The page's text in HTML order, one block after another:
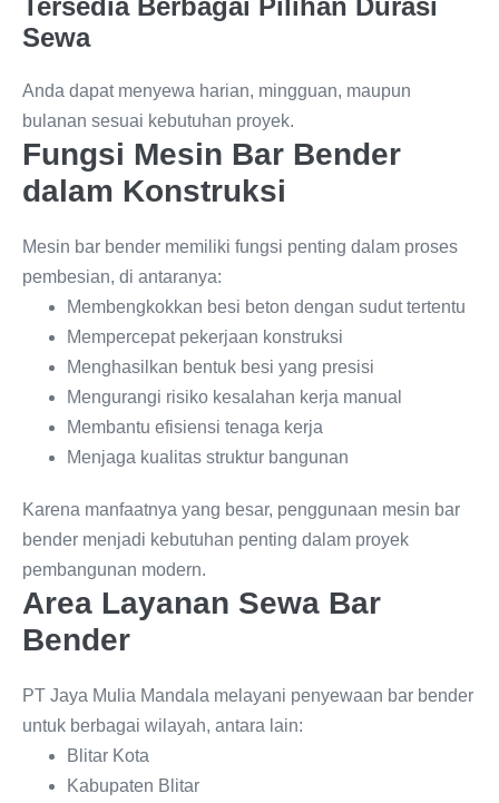
Tersedia Berbagai Pilihan Durasi
Sewa
Anda dapat menyewa harian, mingguan, maupun
bulanan sesuai kebutuhan proyek.
Fungsi Mesin Bar Bender
dalam Konstruksi
Mesin bar bender memiliki fungsi penting dalam proses
pembesian, di antaranya:
Membengkokkan besi beton dengan sudut tertentu
Mempercepat pekerjaan konstruksi
Menghasilkan bentuk besi yang presisi
Mengurangi risiko kesalahan kerja manual
Membantu efisiensi tenaga kerja
Menjaga kualitas struktur bangunan
Karena manfaatnya yang besar, penggunaan mesin bar
bender menjadi kebutuhan penting dalam proyek
pembangunan modern.
Area Layanan Sewa Bar
Bender
PT Jaya Mulia Mandala melayani penyewaan bar bender
untuk berbagai wilayah, antara lain:
Blitar Kota
Kabupaten Blitar